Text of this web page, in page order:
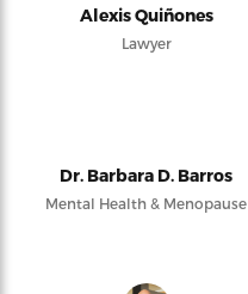
Alexis Quiñones
Lawyer
Dr. Barbara D. Barros
Mental Health & Menopause